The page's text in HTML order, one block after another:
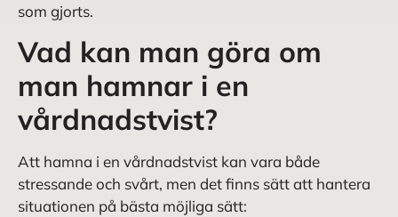
som gjorts.
Vad kan man göra om
man hamnar i en
vårdnadstvist?
Att hamna i en vårdnadstvist kan vara både
stressande och svårt, men det finns sätt att hantera
situationen på bästa möjliga sätt: